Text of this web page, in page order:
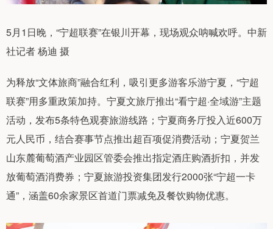
5月1日晚，“宁超联赛”在银川开幕，现场观众呐喊欢呼。中新
社记者 杨迪 摄
为释放“文体旅商”融合红利，吸引更多游客乐游宁夏，“宁超
联赛”用多重政策加持。宁夏文旅厅推出“看宁超·全域游”主题
活动，发布5条特色观赛旅游线路；宁夏商务厅投入近600万
元人民币，结合赛事节点推出超百项促消费活动；宁夏贺兰
山东麓葡萄酒产业园区管委会推出指定酒庄购酒折扣，并发
放葡萄酒消费券；宁夏旅游投资集团发行2000张“宁超一卡
通”，涵盖60余家景区首道门票减免及餐饮购物优惠。